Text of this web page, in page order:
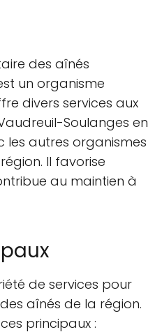
des aînés
un organisme
divers services aux
Soulanges en
autres organismes
Il favorise
au maintien à
de services pour
aînés de la région.
principaux :